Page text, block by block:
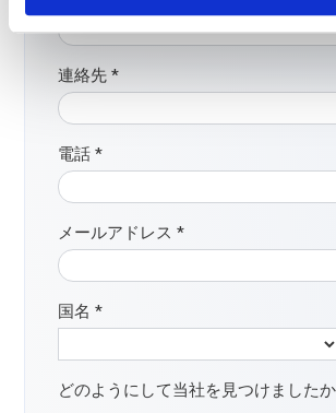
連絡先*
電話*
メールアドレス*
国名*
どのようにして当社を見つけました